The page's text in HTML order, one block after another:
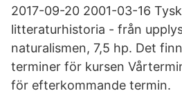
2017-09-20 2001-03-16
litteraturhistoria - från
naturalismen, 7,5 hp. Det
terminer för kursen
för efterkommande termin.